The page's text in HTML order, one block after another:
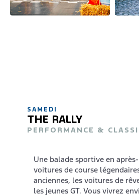
SAMEDI
THE RALLY
PERFORMANCE &
Une balade sportive en
voitures de course
anciennes, les voitures de
les jeunes GT. Vous vivrez